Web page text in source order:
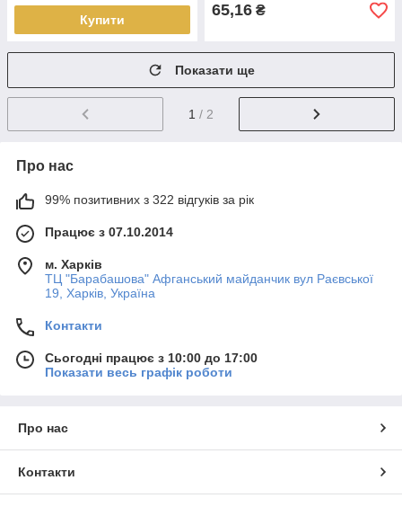
Купити
65,16 ₴
Показати ще
1 / 2
Про нас
99% позитивних з 322 відгуків за рік
Працює з 07.10.2014
м. Харків
ТЦ "Барабашова" Афганський майданчик вул Раєвської
19, Харків, Україна
Контакти
Сьогодні працює з 10:00 до 17:00
Показати весь графік роботи
Про нас
Контакти